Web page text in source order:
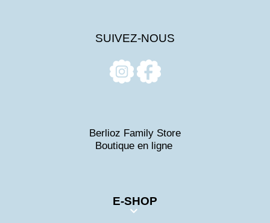
E-SHOP
SUIVEZ-NOUS
Berlioz Family Store
Boutique en ligne